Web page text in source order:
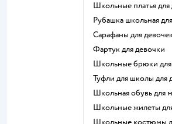
Школьные платья
Рубашка школьная
Сарафаны для девочек
Фартук для девочки
Школьные брюки
Туфли для школы для
Школьная обувь для
Школьные жилеты